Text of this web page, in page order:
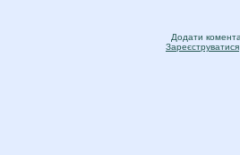
Додати
Зареєструватися